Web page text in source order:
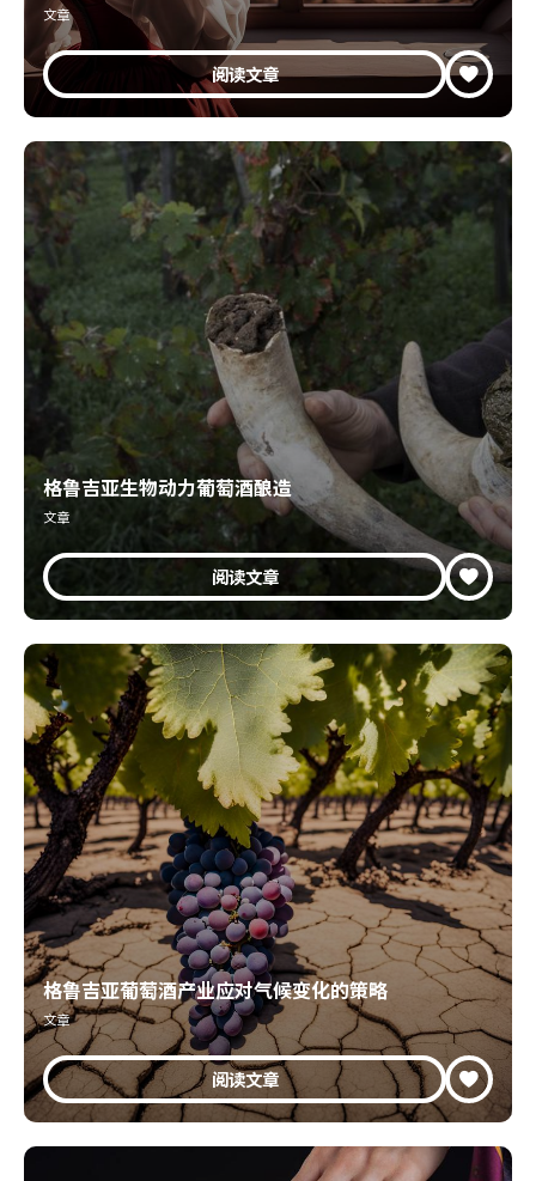
文章
阅读文章
格鲁吉亚生物动力葡萄酒酿造
文章
阅读文章
格鲁吉亚葡萄酒产业应对气候变化的策略
文章
阅读文章